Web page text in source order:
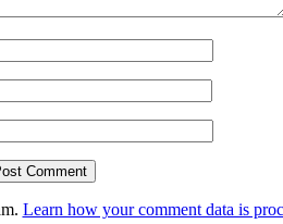
Learn how your comment data is